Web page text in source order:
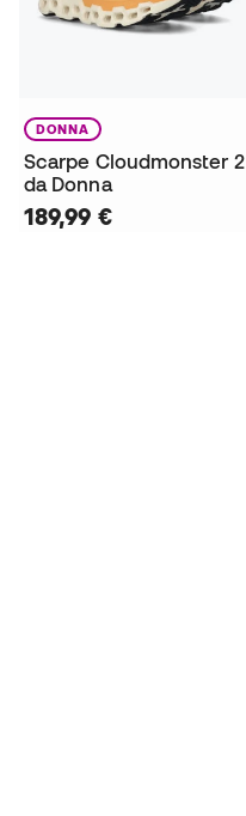
DONNA
Scarpe Cloudmonster 2
da Donna
189,99 €